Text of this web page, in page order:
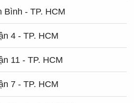
Bình - TP. HCM
4 - TP. HCM
11 - TP. HCM
7 - TP. HCM